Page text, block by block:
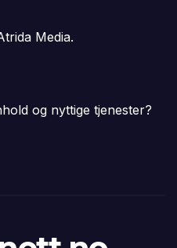
Media.
og nyttige tjenester?